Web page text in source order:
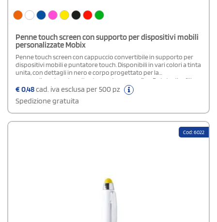
Penne touch screen con supporto per dispositivi mobili
personalizzate Mobix
Penne touch screen con cappuccio convertibile in supporto per
dispositivi mobili e puntatore touch. Disponibili in vari colori a tinta
unita, con dettagli in nero e corpo progettato per la
personalizzazione tramite stampa tampografica. Dotate di refill
blu.
€0,48cad. iva esclusa per 500 pz
Spedizione gratuita
Cod: 6022